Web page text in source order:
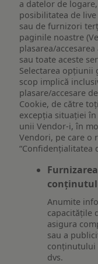
a datelor de
posibilitatea de
sau de furnizori
paginile noastre
plasarea/
sau toate aceste
Selectarea opțiunii
scop implică
plasare/accesare
Cookie, de către
excepția situației
unii Vendor-i, în
Vendori, pe care o
“Confidențialitatea
Anumite
capacitățile
asigura
sau a
conținutului
dvs.